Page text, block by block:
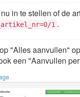
in te stellen of de
1 .
"Alles aanvullen"
een "Aanvullen